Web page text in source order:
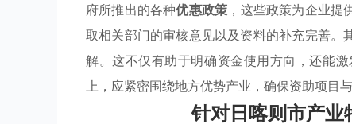
府所推出的各种优惠政策 ，这些政策为企业
取相关部门的审核意见以及资料的补充完善
解。这不仅有助于明确资金使用方向，还能
上，应紧密围绕地方优势产业，确保资助项目
针对日喀则市产